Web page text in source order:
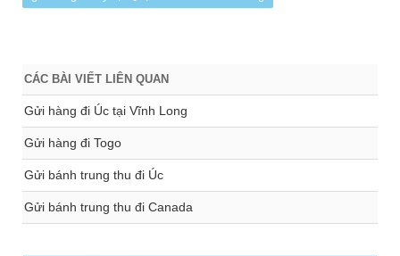
CÁC BÀI VIẾT LIÊN QUAN
Gửi hàng đi Úc tại Vĩnh Long
Gửi hàng đi Togo
Gửi bánh trung thu đi Úc
Gửi bánh trung thu đi Canada